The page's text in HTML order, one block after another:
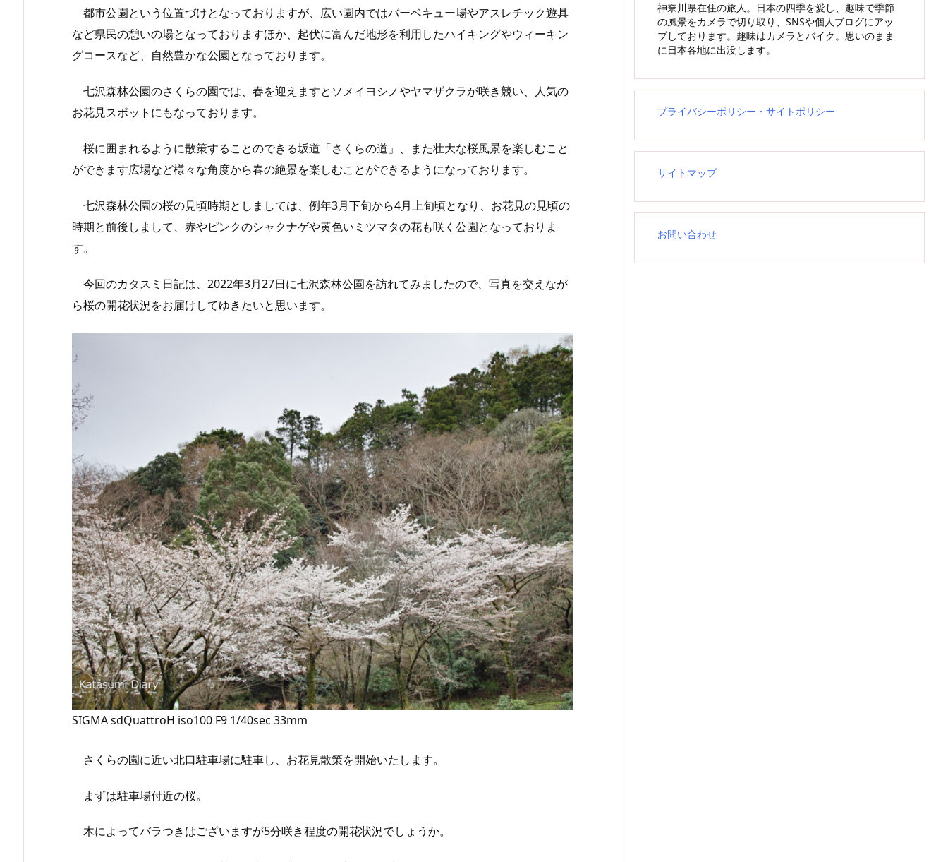
都市公園という位置づけとなっておりますが、広い園内ではバーベキュー場やアスレチック遊具
など県民の憩いの場となっておりますほか、起伏に富んだ地形を利用したハイキングやウィーキン
グコースなど、自然豊かな公園となっております。
七沢森林公園のさくらの園では、春を迎えますとソメイヨシノやヤマザクラが咲き競い、人気の
お花見スポットにもなっております。
桜に囲まれるように散策することのできる坂道「さくらの道」、また壮大な桜風景を楽しむこと
ができます広場など様々な角度から春の絶景を楽しむことができるようになっております。
七沢森林公園の桜の見頃時期としましては、例年3月下旬から4月上旬頃となり、お花見の見頃の
時期と前後しまして、赤やピンクのシャクナゲや黄色いミツマタの花も咲く公園となっておりま
す。
今回のカタスミ日記は、2022年3月27日に七沢森林公園を訪れてみましたので、写真を交えなが
ら桜の開花状況をお届けしてゆきたいと思います。
SIGMA sdQuattroH iso100 F9 1/40sec 33mm
さくらの園に近い北口駐車場に駐車し、お花見散策を開始いたします。
まずは駐車場付近の桜。
木によってバラつきはございますが5分咲き程度の開花状況でしょうか。
神奈川県在住の旅人。日本の四季を愛し、趣味で季節
の風景をカメラで切り取り、SNSや個人ブログにアッ
プしております。趣味はカメラとバイク。思いのまま
に日本各地に出没します。
プライバシーポリシー・サイトポリシー
サイトマップ
お問い合わせ